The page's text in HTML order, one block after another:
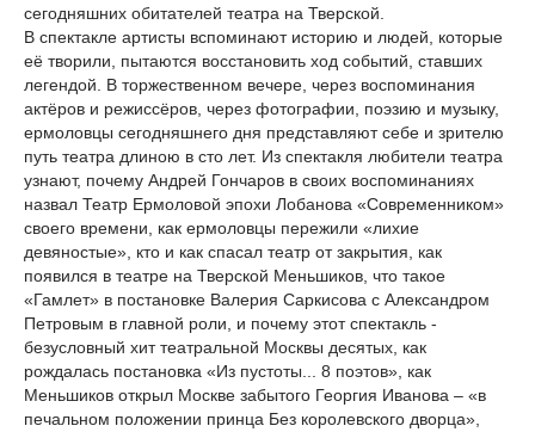
сегодняшних обитателей театра на Тверской.
В спектакле артисты вспоминают историю и людей, которые
её творили, пытаются восстановить ход событий, ставших
легендой. В торжественном вечере, через воспоминания
актёров и режиссёров, через фотографии, поэзию и музыку,
ермоловцы сегодняшнего дня представляют себе и зрителю
путь театра длиною в сто лет. Из спектакля любители театра
узнают, почему Андрей Гончаров в своих воспоминаниях
назвал Театр Ермоловой эпохи Лобанова «Современником»
своего времени, как ермоловцы пережили «лихие
девяностые», кто и как спасал театр от закрытия, как
появился в театре на Тверской Меньшиков, что такое
«Гамлет» в постановке Валерия Саркисова с Александром
Петровым в главной роли, и почему этот спектакль -
безусловный хит театральной Москвы десятых, как
рождалась постановка «Из пустоты... 8 поэтов», как
Меньшиков открыл Москве забытого Георгия Иванова – «в
печальном положении принца Без королевского дворца»,